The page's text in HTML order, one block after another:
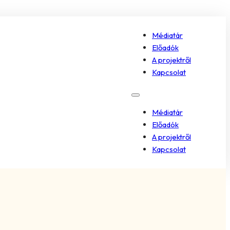
Médiatár
Előadók
A projektről
Kapcsolat
Médiatár
Előadók
A projektről
Kapcsolat